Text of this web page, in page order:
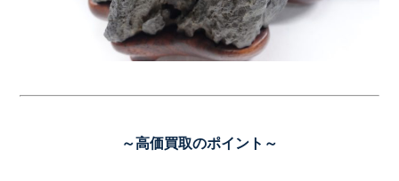
～高価買取のポイント～